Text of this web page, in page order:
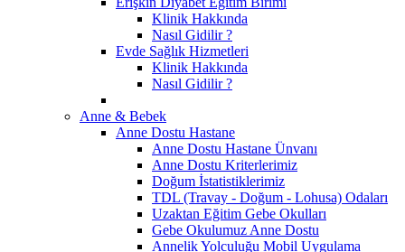
Klinik Hakkında
Nasıl Gidilir ?
Evde Sağlık Hizmetleri
Klinik Hakkında
Nasıl Gidilir ?
Anne & Bebek
Anne Dostu Hastane
Anne Dostu Hastane Ünvanı
Anne Dostu Kriterlerimiz
Doğum İstatistiklerimiz
TDL (Travay - Doğum - Lohusa) Odaları
Uzaktan Eğitim Gebe Okulları
Gebe Okulumuz Anne Dostu
Annelik Yolculuğu Mobil Uygulama